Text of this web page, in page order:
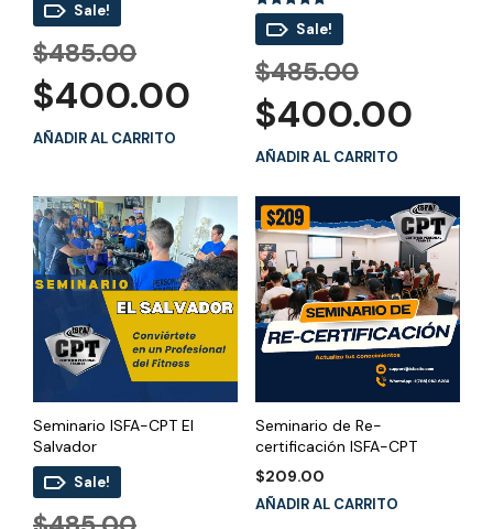
Sale!
$485.00
original
era:
$485.00.
$400.00
$400.00.
AÑADIR AL CARRITO
Valorado
5.00
de 5
Sale!
$485.00El
original
era:
$485.00.
$400.00precio
AÑADIR AL CARRITO
Seminario ISFA-CPT El
Salvador
Sale!
Seminario de Re-
certificación ISFA-CPT
$209.00
AÑADIR AL CARRITO